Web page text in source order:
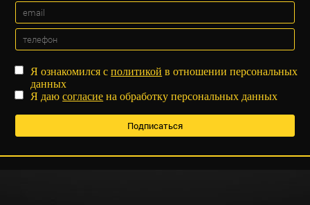
Я ознакомился сполитикой в отношении персональных
данных
Я даюсогласие на обработку персональных данных